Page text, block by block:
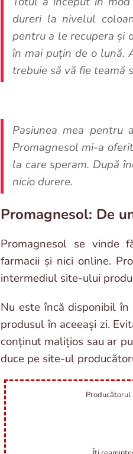
dureri la nivelul
pentru a le recupera și
în mai puțin de o lună.
trebuie să vă fie teamă
Pasiunea mea pentru
Promagnesol mi-a
la care speram. După
nicio durere.
Promagnesol: De
Promagnesol se vinde
farmacii și nici online.
intermediul site-ului
Nu este încă disponibil
produsul în aceeași zi.
conținut malițios sau ar
duce pe site-ul
Producătorul